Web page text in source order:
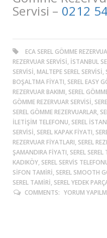
Servisi – 0212
ECA SEREL GÖMME
REZERVUAR SERVISI, ISTANBUL
SERVISI, MALTEPE SEREL
BOŞALTMA FIYATI, SEREL EASY
REZERVUAR BAKIMI, SEREL
GÖMME REZERVUAR SERVISI,
SEREL GÖMME REZERVUARLAR,
ILETIŞIM TELEFONU, SEREL
SERVISI, SEREL KAPAK FIYATI,
REZERVUAR FIYATLARI, SEREL
ŞAMANDIRA FIYATI, SEREL SEREL
KADIKÖY, SEREL SERVIS
SIFON TAMIRI, SEREL SMOOTH
SEREL TAMIRI, SEREL YEDEK
COMMENTS: YORUM